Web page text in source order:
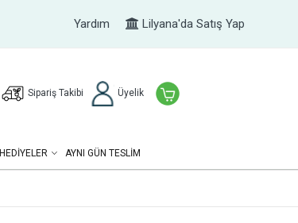
Yardım Lilyana'da Satış Yap
Sipariş Takibi Üyelik
HEDIYELER AYNI GÜN TESLİM